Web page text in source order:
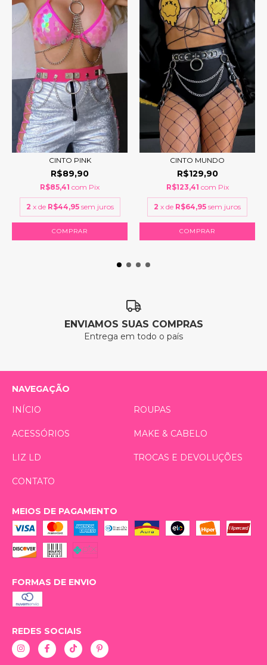
CINTO PINK
R$89,90
R$85,41 com Pix
2 x de R$44,95 sem juros
COMPRAR
CINTO MUNDO
R$129,90
R$123,41 com Pix
2 x de R$64,95 sem juros
COMPRAR
ENVIAMOS SUAS COMPRAS
Entrega em todo o país
NAVEGAÇÃO
INÍCIO
ROUPAS
ACESSÓRIOS MAKE & CABELO
LIZ LD TROCAS E DEVOLUÇÕES
CONTATO
MEIOS DE PAGAMENTO
FORMAS DE ENVIO
REDES SOCIAIS